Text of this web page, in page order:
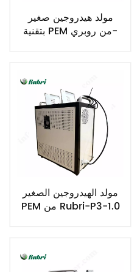
مولد هيدروجين صغير
بتقنية PEM من روبري-
مولد الهيدروجين الصغير
PEM من Rubri-P3-1.0